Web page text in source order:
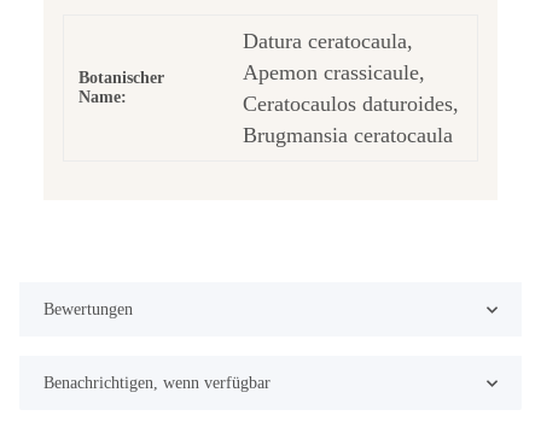
Botanischer
Name:
Datura ceratocaula,
Apemon crassicaule,
Ceratocaulos daturoides,
Brugmansia ceratocaula
Bewertungen
Benachrichtigen, wenn verfügbar